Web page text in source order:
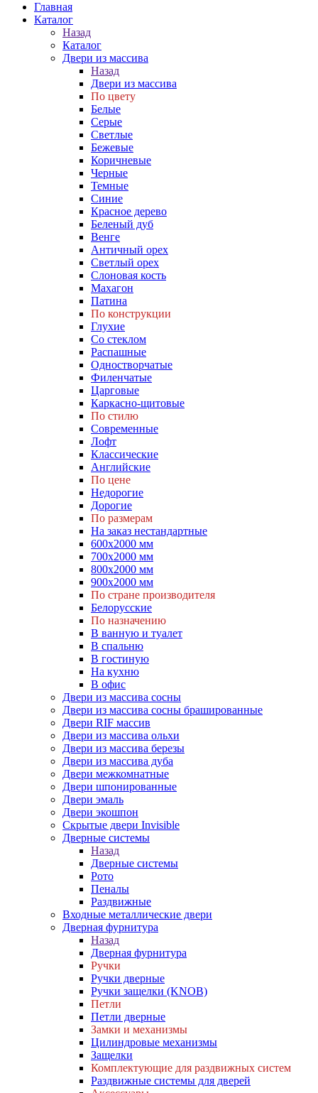
Главная
Каталог
Назад
Каталог
Двери из массива
Назад
Двери из массива
По цвету
Белые
Серые
Светлые
Бежевые
Коричневые
Черные
Темные
Синие
Красное дерево
Беленый дуб
Венге
Античный орех
Светлый орех
Слоновая кость
Махагон
Патина
По конструкции
Глухие
Со стеклом
Распашные
Одностворчатые
Филенчатые
Царговые
Каркасно-щитовые
По стилю
Современные
Лофт
Классические
Английские
По цене
Недорогие
Дорогие
По размерам
На заказ нестандартные
600х2000 мм
700х2000 мм
800х2000 мм
900х2000 мм
По стране производителя
Белорусские
По назначению
В ванную и туалет
В спальню
В гостиную
На кухню
В офис
Двери из массива сосны
Двери из массива сосны брашированные
Двери RIF массив
Двери из массива ольхи
Двери из массива березы
Двери из массива дуба
Двери межкомнатные
Двери шпонированные
Двери эмаль
Двери экошпон
Скрытые двери Invisible
Дверные системы
Назад
Дверные системы
Рото
Пеналы
Раздвижные
Входные металлические двери
Дверная фурнитура
Назад
Дверная фурнитура
Ручки
Ручки дверные
Ручки защелки (KNOB)
Петли
Петли дверные
Замки и механизмы
Цилиндровые механизмы
Защелки
Комплектующие для раздвижных систем
Раздвижные системы для дверей